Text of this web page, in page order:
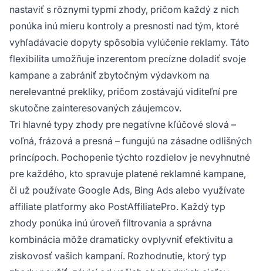
nastaviť s rôznymi typmi zhody, pričom každý z nich
ponúka inú mieru kontroly a presnosti nad tým, ktoré
vyhľadávacie dopyty spôsobia vylúčenie reklamy. Táto
flexibilita umožňuje inzerentom precízne doladiť svoje
kampane a zabrániť zbytočným výdavkom na
nerelevantné prekliky, pričom zostávajú viditeľní pre
skutočne zainteresovaných záujemcov.
Tri hlavné typy zhody pre negatívne kľúčové slová –
voľná, frázová a presná – fungujú na zásadne odlišných
princípoch. Pochopenie týchto rozdielov je nevyhnutné
pre každého, kto spravuje platené reklamné kampane,
či už používate Google Ads, Bing Ads alebo využívate
affiliate platformy ako PostAffiliatePro. Každý typ
zhody ponúka inú úroveň filtrovania a správna
kombinácia môže dramaticky ovplyvniť efektivitu a
ziskovosť vašich kampaní. Rozhodnutie, ktorý typ